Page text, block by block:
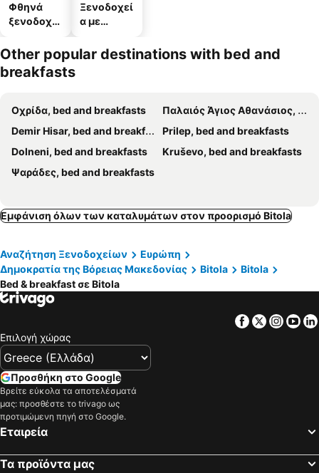
Φθηνά
ξενοδοχεί
Ξενοδοχεί
α με
Other popular destinations with bed and
breakfasts
Οχρίδα, bed and breakfasts
Παλαιός Άγιος Αθανάσιος, bed and breakfasts
Demir Hisar, bed and breakfasts
Prilep, bed and breakfasts
Dolneni, bed and breakfasts
Kruševo, bed and breakfasts
Ψαράδες, bed and breakfasts
Εμφάνιση όλων των καταλυμάτων στον προορισμό Bitola
Αναζήτηση Ξενοδοχείων
Ευρώπη
Δημοκρατία της Βόρειας Μακεδονίας
Bitola
Bitola
Bed & breakfast σε Bitola
Facebook
Twitter
Επιλογή χώρας
Προσθήκη στο Google
Βρείτε εύκολα τα αποτελέσματά
μας: προσθέστε το trivago ως
προτιμώμενη πηγή στο Google.
Εταιρεία
Τα προϊόντα μας